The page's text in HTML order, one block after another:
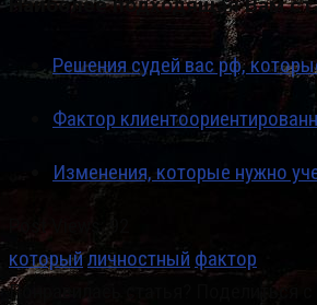
Решения судей вас рф,
Фактор
Изменения, которые нужно
Post Views:
которыйличностный фактор
Понравилась статья? Поделиться с